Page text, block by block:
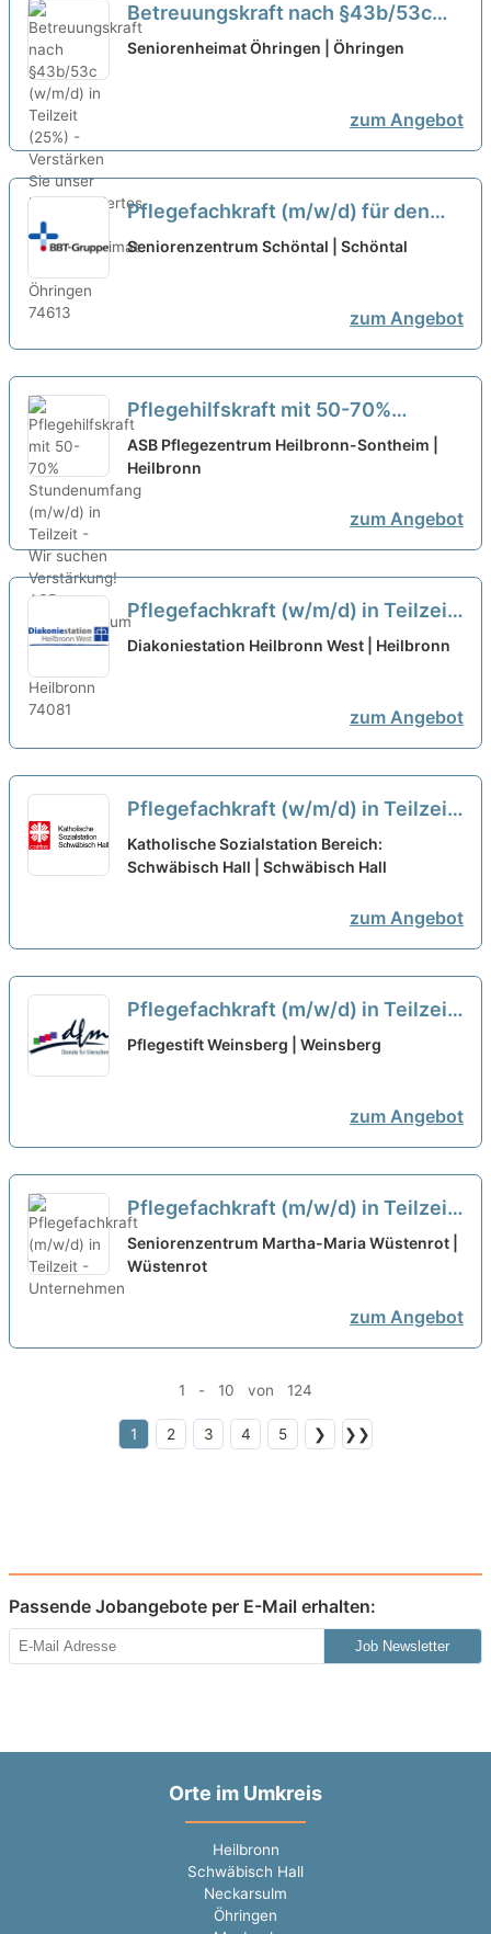
Betreuungskraft nach §43b/53c
(w/m/d) in Teilzeit (25%) -
Seniorenheimat Öhringen | Öhringen
zum Angebot
Pflegefachkraft (m/w/d) für den
Tagdienst in Teilzeit – Pflegen,
Seniorenzentrum Schöntal | Schöntal
zum Angebot
Pflegehilfskraft mit 50-70%
Stundenumfang (m/w/d) in Teilzeit
- Wir suchen Verstärkung!
ASB Pflegezentrum Heilbronn-Sontheim |
Heilbronn
zum Angebot
Pflegefachkraft (w/m/d) in Teilzeit
(75%) - Hier bist Du richtig! neu
Diakoniestation Heilbronn West | Heilbronn
zum Angebot
Pflegefachkraft (w/m/d) in Teilzeit
oder geringfügiger Beschäftigung -
Hier macht Arbeiten Spaß!
Katholische Sozialstation Bereich:
Schwäbisch Hall | Schwäbisch Hall
zum Angebot
Pflegefachkraft (m/w/d) in Teilzeit
- Bei uns startet Deine Karriere!
Pflegestift Weinsberg | Weinsberg
zum Angebot
Pflegefachkraft (m/w/d) in Teilzeit
- Unternehmen "Menschlichkeit"
neu
Seniorenzentrum Martha-Maria Wüstenrot |
Wüstenrot
zum Angebot
1 - 10 von 124
1 2 3 4 5 ❯ ❯❯
Passende Jobangebote per E-Mail erhalten:
Job Newsletter
Orte im Umkreis
Heilbronn
Schwäbisch Hall
Neckarsulm
Öhringen